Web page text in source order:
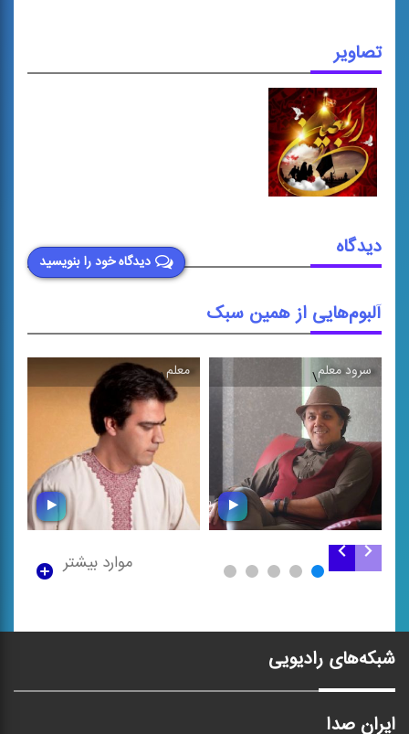
تصاویر
دیدگاه خود را بنویسید
دیدگاه
آلبوم‌هایی از همین سبک
سرود معلم\ معلم\
موارد بیشتر
شبکه‌های رادیویی
ایران صدا